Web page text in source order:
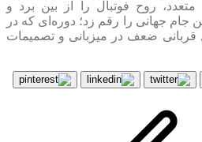
متعدد، روح فوتبال را از بین برد و
جام جهانی را رقم زد؛ دوره‌ای که در
قربانی ضعف در میزبانی و تصمیمات